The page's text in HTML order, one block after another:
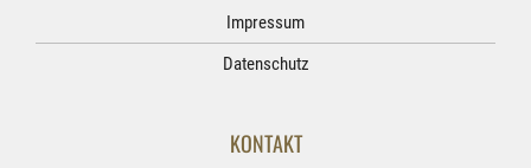
Impressum
Datenschutz
KONTAKT